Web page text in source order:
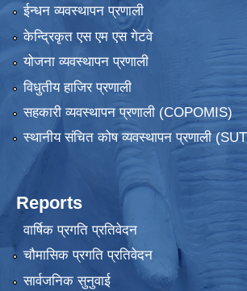
ईन्धन व्यवस्थापन प्रणाली
केन्द्रिकृत एस एम एस गेटवे
योजना व्यवस्थापन प्रणाली
विधुतीय हाजिर प्रणाली
सहकारी व्यवस्थापन प्रणाली (COPOMIS)
स्थानीय संचित कोष व्यवस्थापन प्रणाली
Reports
वार्षिक प्रगति प्रतिवेदन
चौमासिक प्रगति प्रतिवेदन
सार्वजनिक सुनुवाई